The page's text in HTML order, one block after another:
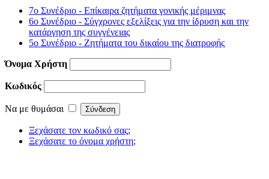
7ο Συνέδριο - Επίκαιρα ζητήματα γονικής μέριμνας
6ο Συνέδριο - Σύγχρονες εξελίξεις για την ίδρυση και την
κατάργηση της συγγένειας
5ο Συνέδριο - Ζητήματα του δικαίου της διατροφής
Όνομα Χρήστη
Κωδικός
Να με θυμάσαι
Ξεχάσατε τον κωδικό σας;
Ξεχάσατε το όνομα χρήστη;